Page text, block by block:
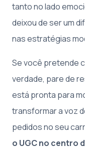
tanto no lado
deixou de ser um
nas estratégias
Se você pretende
verdade, pare de
está pronta para
transformar a voz
pedidos no seu
o UGC no centro